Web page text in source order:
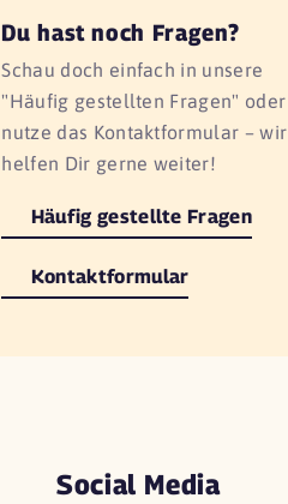
Du hast noch Fragen?
Schau doch einfach in unsere
"Häufig gestellten Fragen" oder
nutze das Kontaktformular – wir
helfen Dir gerne weiter!
Häufig gestellte Fragen
Kontaktformular
Social Media